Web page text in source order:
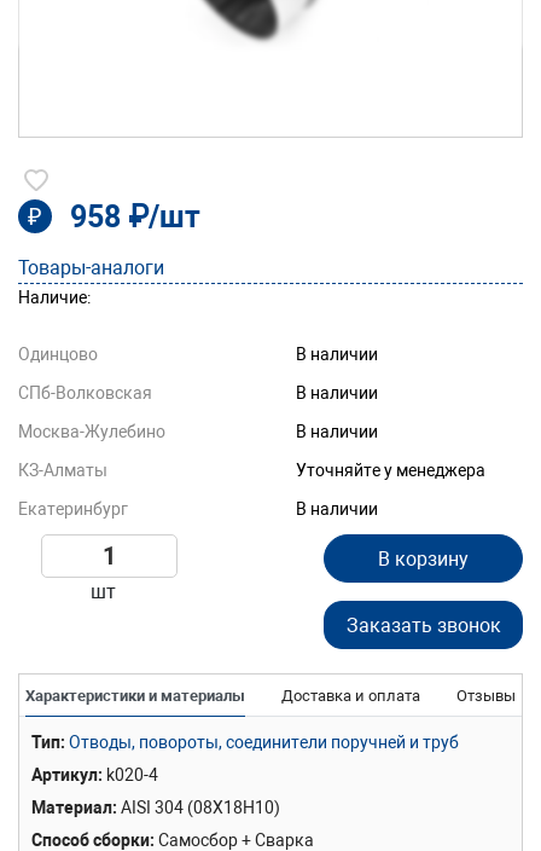
₽ 958 ₽/шт
Товары-аналоги
Наличие:
Одинцово
В наличии
СПб-Волковская
В наличии
Москва-Жулебино
В наличии
КЗ-Алматы
Уточняйте у менеджера
Екатеринбург
В наличии
шт
В корзину
Заказать звонок
Характеристики и материалы Доставка и оплата Отзывы
Тип Отводы, повороты, соединители поручней и труб
Артикул k020-4
Материал AISI 304 (08Х18Н10)
Способ сборки Самосбор + Сварка